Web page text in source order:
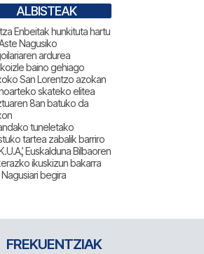
ALBISTEAK
Enbeitak hunkituta hartu
Nagusiko
ardurea
baino gehiago
San Lorentzo azokan
skateko elitea
8an batuko da
tuneletako
tartea zabalik barriro
Euskalduna Bilbaoren
ikuskizun bakarra
begira
FREKUENTZIAK